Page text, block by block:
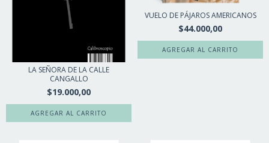
LA SEÑORA DE LA CALLE
CANGALLO
$19.000,00
VUELO DE PÁJAROS AMERICANOS
$44.000,00